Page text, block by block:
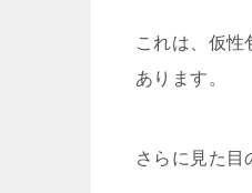
これは、仮性
あります。
さらに見た目